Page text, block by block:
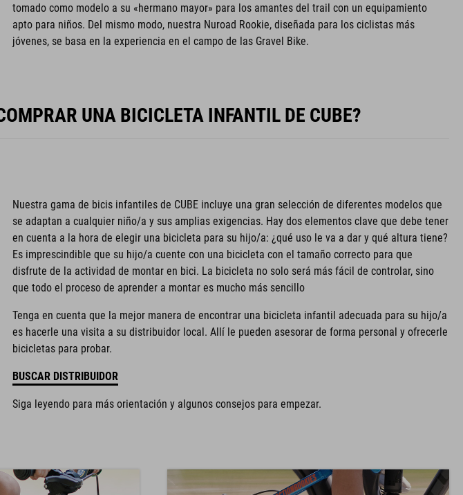
tomado como modelo a su «hermano mayor» para los amantes del trail con un equipamiento
apto para niños. Del mismo modo, nuestra Nuroad Rookie, diseñada para los ciclistas más
jóvenes, se basa en la experiencia en el campo de las Gravel Bike.
UNA BICICLETA INFANTIL DE CUBE?
Nuestra gama de bicis infantiles de CUBE incluye una gran selección de diferentes modelos que
se adaptan a cualquier niño/a y sus amplias exigencias. Hay dos elementos clave que debe tener
en cuenta a la hora de elegir una bicicleta para su hijo/a: ¿qué uso le va a dar y qué altura tiene?
Es imprescindible que su hijo/a cuente con una bicicleta con el tamaño correcto para que
disfrute de la actividad de montar en bici. La bicicleta no solo será más fácil de controlar, sino
que todo el proceso de aprender a montar es mucho más sencillo
Tenga en cuenta que la mejor manera de encontrar una bicicleta infantil adecuada para su hijo/a
es hacerle una visita a su distribuidor local. Allí le pueden asesorar de forma personal y ofrecerle
bicicletas para probar.
BUSCAR DISTRIBUIDOR
Siga leyendo para más orientación y algunos consejos para empezar.